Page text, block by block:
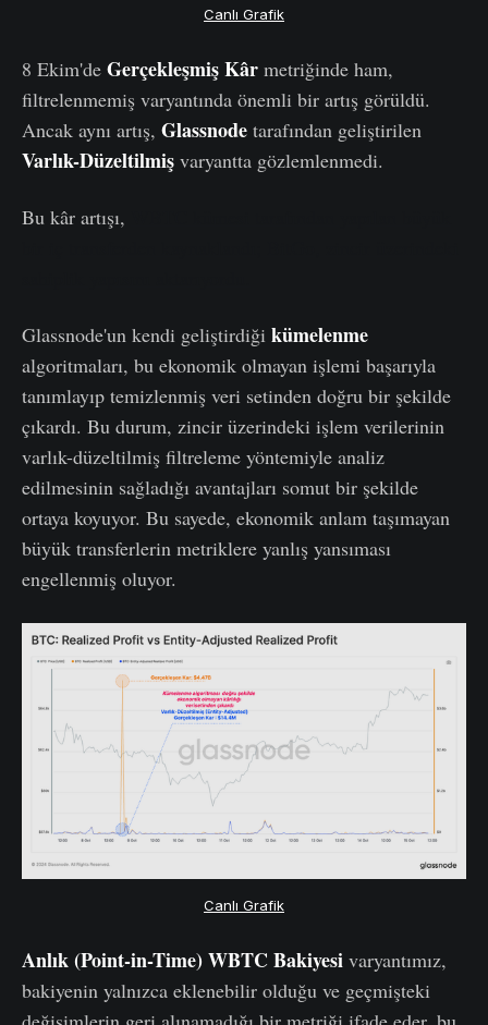
Canlı Grafik
8 Ekim'de Gerçekleşmiş Kâr metriğinde ham,
filtrelenmemiş varyantında önemli bir artış görüldü.
Ancak aynı artış, Glassnode tarafından geliştirilen
Varlık-Düzeltilmiş varyantta gözlemlenmedi.
Bu kâr artışı,
Glassnode'un kendi geliştirdiği kümelenme
algoritmaları, bu ekonomik olmayan işlemi başarıyla
tanımlayıp temizlenmiş veri setinden doğru bir şekilde
çıkardı. Bu durum, zincir üzerindeki işlem verilerinin
varlık-düzeltilmiş filtreleme yöntemiyle analiz
edilmesinin sağladığı avantajları somut bir şekilde
ortaya koyuyor. Bu sayede, ekonomik anlam taşımayan
büyük transferlerin metriklere yanlış yansıması
engellenmiş oluyor.
Canlı Grafik
Anlık (Point-in-Time) WBTC Bakiyesi varyantımız,
bakiyenin yalnızca eklenebilir olduğu ve geçmişteki